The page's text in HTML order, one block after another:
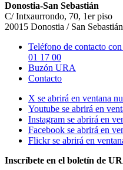
Donostia-San Sebastián
C/ Intxaurrondo, 70, 1er piso
20015 Donostia / San Sebastián
Teléfono de contacto
01 17 00
Buzón URA
Contacto
X se abrirá en ventana
Youtube se abrirá en
Instagram se abrirá en
Facebook se abrirá en
Flickr se abrirá en
Inscríbete en el boletín de